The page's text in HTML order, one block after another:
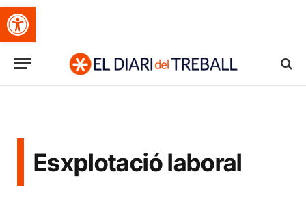
Obre la barra d'eines
Esxplotació laboral